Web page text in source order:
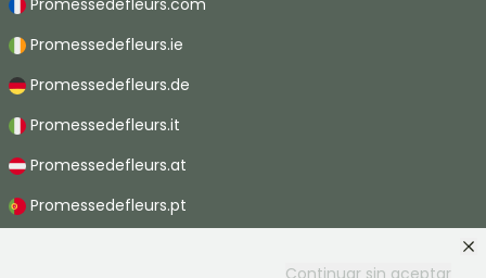
Continuar sin aceptar
Promessedefleurs.ie
Promessedefleurs.de
Promessedefleurs.it
Promessedefleurs.at
Promessedefleurs.pt